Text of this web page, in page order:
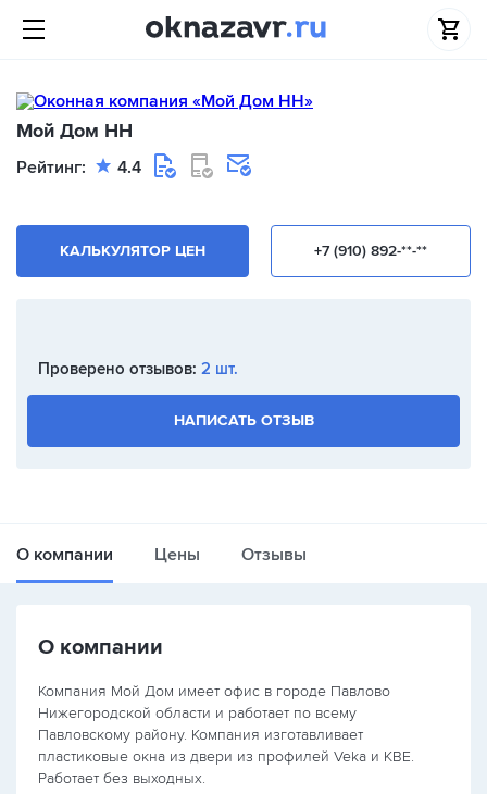
Мой Дом НН
Рейтинг: 4.4
+7 (910) 892-**-**
КАЛЬКУЛЯТОР ЦЕН
Проверено отзывов: 2 шт.
НАПИСАТЬ ОТЗЫВ
О компании Цены Отзывы
О компании
Компания Мой Дом имеет офис в городе Павлово
Нижегородской области и работает по всему
Павловскому району. Компания изготавливает
пластиковые окна из двери из профилей Veka и KBE.
Работает без выходных.